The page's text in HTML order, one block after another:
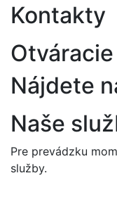
Kontakty
Nájdete
Naše
Pre prevádzku
služby.